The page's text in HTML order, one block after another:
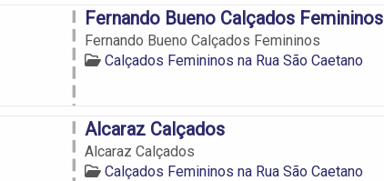
Fernando Bueno Calçados Femininos
Fernando Bueno Calçados Femininos
Calçados Femininos na Rua São Caetano
Alcaraz Calçados
Alcaraz Calçados
Calçados Femininos na Rua São Caetano